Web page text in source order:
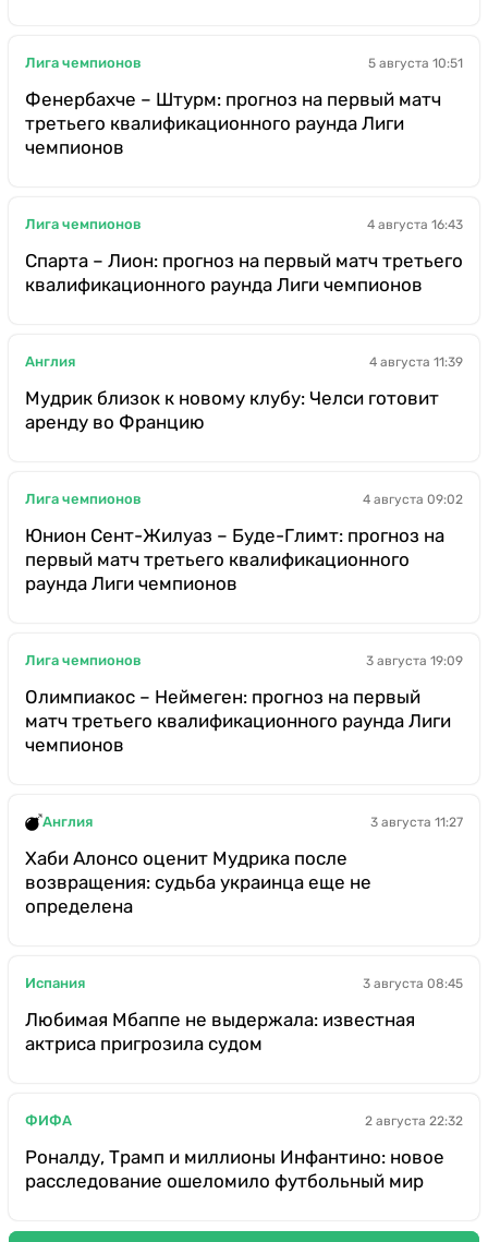
Лига чемпионов 5 августа 10:51
Фенербахче – Штурм: прогноз на первый матч
третьего квалификационного раунда Лиги
чемпионов
Лига чемпионов 4 августа 16:43
Спарта – Лион: прогноз на первый матч третьего
квалификационного раунда Лиги чемпионов
Англия 4 августа 11:39
Мудрик близок к новому клубу: Челси готовит
аренду во Францию
Лига чемпионов 4 августа 09:02
Юнион Сент-Жилуаз – Буде-Глимт: прогноз на
первый матч третьего квалификационного
раунда Лиги чемпионов
Лига чемпионов 3 августа 19:09
Олимпиакос – Неймеген: прогноз на первый
матч третьего квалификационного раунда Лиги
чемпионов
Англия 3 августа 11:27
Хаби Алонсо оценит Мудрика после
возвращения: судьба украинца еще не
определена
Испания 3 августа 08:45
Любимая Мбаппе не выдержала: известная
актриса пригрозила судом
ФИФА 2 августа 22:32
Роналду, Трамп и миллионы Инфантино: новое
расследование ошеломило футбольный мир